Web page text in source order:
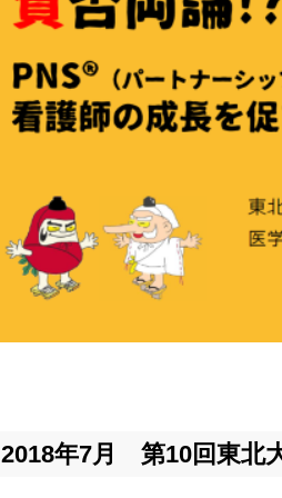
2018年7月 第10回東北